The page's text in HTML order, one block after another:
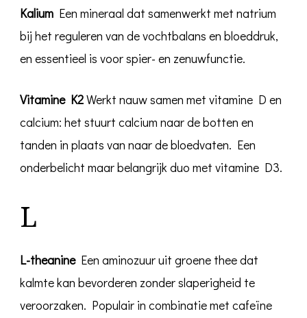
Kalium Een mineraal dat samenwerkt met natrium
bij het reguleren van de vochtbalans en bloeddruk,
en essentieel is voor spier- en zenuwfunctie.
Vitamine K2Werkt nauw samen met vitamine D en
calcium: het stuurt calcium naar de botten en
tanden in plaats van naar de bloedvaten. Een
onderbelicht maar belangrijk duo met vitamine D3.
L
L-theanineEen aminozuur uit groene thee dat
kalmte kan bevorderen zonder slaperigheid te
veroorzaken. Populair in combinatie met cafeïne